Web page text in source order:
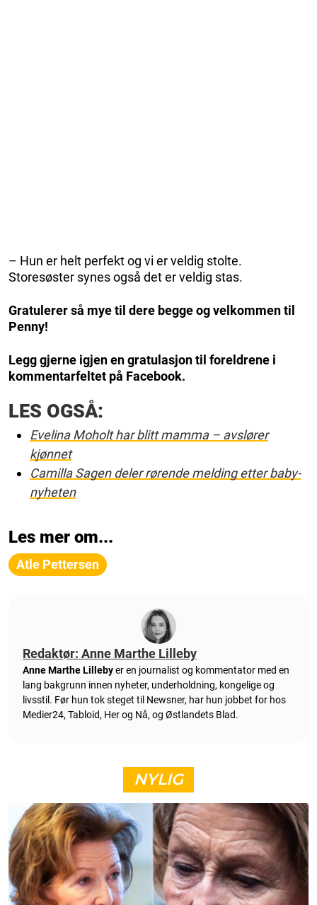
– Hun er helt perfekt og vi er veldig stolte.
Storesøster synes også det er veldig stas.
Gratulerer så mye til dere begge og velkommen til
Penny!
Legg gjerne igjen en gratulasjon til foreldrene i
kommentarfeltet på Facebook.
LES OGSÅ:
Evelina Moholt har blitt mamma – avslører
kjønnet
Camilla Sagen deler rørende melding etter baby-
nyheten
Les mer om...
Atle Pettersen
Redaktør: Anne Marthe Lilleby
Anne Marthe Lillebyer en journalist og kommentator med en
lang bakgrunn innen nyheter, underholdning, kongelige og
livsstil. Før hun tok steget til Newsner, har hun jobbet for hos
Medier24, Tabloid, Her og Nå, og Østlandets Blad.
NYLIG